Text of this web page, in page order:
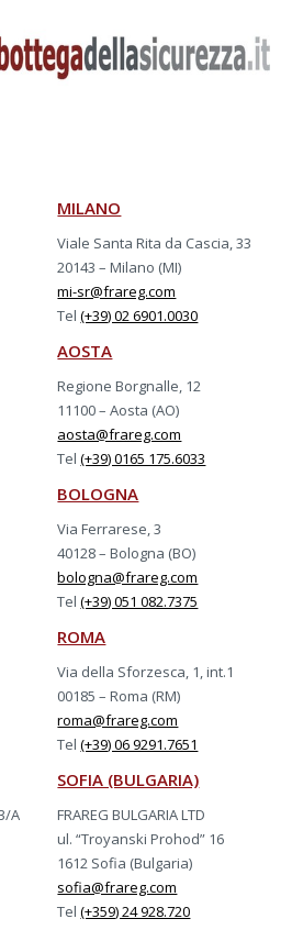
MILANO
Viale Santa Rita da Cascia, 33
20143 – Milano (MI)
mi-sr@frareg.com
Tel(+39) 02 6901.0030
AOSTA
Regione Borgnalle, 12
11100 – Aosta (AO)
aosta@frareg.com
Tel(+39) 0165 175.6033
BOLOGNA
Via Ferrarese, 3
40128 – Bologna (BO)
bologna@frareg.com
Tel(+39) 051 082.7375
ROMA
Via della Sforzesca, 1, int.1
00185 – Roma (RM)
roma@frareg.com
Tel(+39) 06 9291.7651
A
SOFIA (BULGARIA)
FRAREG BULGARIA LTD
ul. “Troyanski Prohod” 16
1612 Sofia (Bulgaria)
sofia@frareg.com
Tel(+359) 24 928.720